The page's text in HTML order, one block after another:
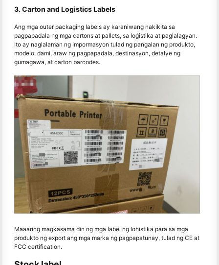
3. Carton and Logistics Labels
Ang mga outer packaging labels ay karaniwang nakikita sa
pagpapadala ng mga cartons at pallets, sa loġistika at paglalagyan.
Ito ay naglalaman ng impormasyon tulad ng pangalan ng produkto,
modelo, dami, araw ng pagpapadala, destinasyon, detalye ng
gumagawa, at carton barcodes.
Maaaring magkasama din ng mga label ng lohistika para sa mga
produkto ng export ang mga marka ng pagpapatunay, tulad ng CE at
FCC certification.